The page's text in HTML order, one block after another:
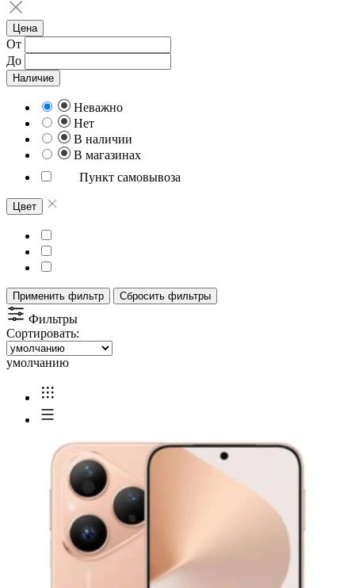
Цена
От
До
Наличие
Неважно
Нет
В наличии
В магазинах
Пункт самовывоза
Цвет
Применить фильтр Сбросить фильтры
Фильтры
Сортировать:
умолчанию